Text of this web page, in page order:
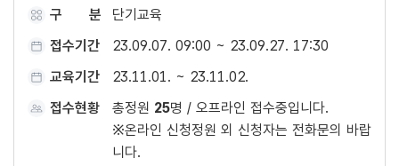
구 분
단기교육
접수기간
23.09.07. 09:00 ~ 23.09.27. 17:30
교육기간
23.11.01. ~ 23.11.02.
접수현황
총정원 25명 / 오프라인 접수중입니다.
※온라인 신청정원 외 신청자는 전화문의 바랍
니다.